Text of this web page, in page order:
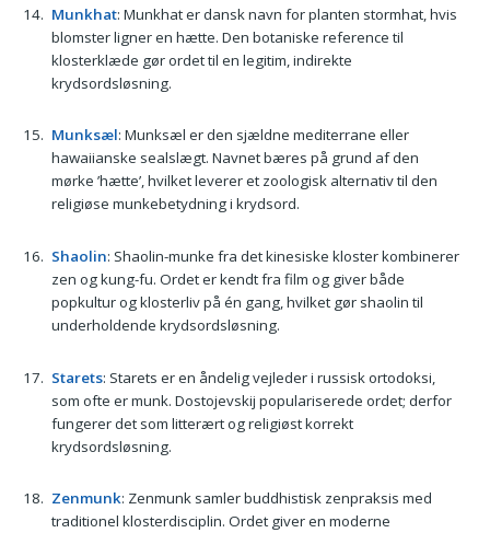
Munkhat: Munkhat er dansk navn for planten stormhat, hvis
blomster ligner en hætte. Den botaniske reference til
klosterklæde gør ordet til en legitim, indirekte
krydsordsløsning.
Munksæl: Munksæl er den sjældne mediterrane eller
hawaiianske sealslægt. Navnet bæres på grund af den
mørke ’hætte’, hvilket leverer et zoologisk alternativ til den
religiøse munkebetydning i krydsord.
Shaolin: Shaolin-munke fra det kinesiske kloster kombinerer
zen og kung-fu. Ordet er kendt fra film og giver både
popkultur og klosterliv på én gang, hvilket gør shaolin til
underholdende krydsordsløsning.
Starets: Starets er en åndelig vejleder i russisk ortodoksi,
som ofte er munk. Dostojevskij populariserede ordet; derfor
fungerer det som litterært og religiøst korrekt
krydsordsløsning.
Zenmunk: Zenmunk samler buddhistisk zenpraksis med
traditionel klosterdisciplin. Ordet giver en moderne